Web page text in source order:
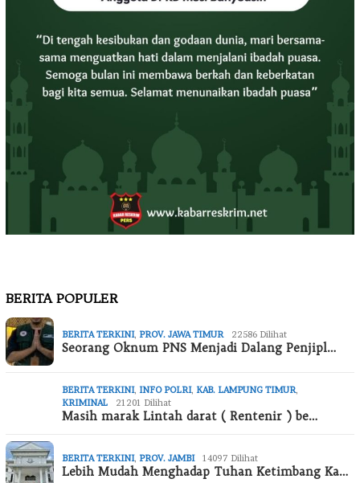
BERITA POPULER
BERITA TERKINI, PROV. JAWA TIMUR 22586 Dilihat
Seorang Oknum PNS Menjadi Dalang Penjipl…
BERITA TERKINI, INFO POLRI, KAB. LAMPUNG TIMUR,
KRIMINAL
21201 Dilihat
Masih marak Lintah darat ( Rentenir ) be…
BERITA TERKINI, PROV. JAMBI 14097 Dilihat
Lebih Mudah Menghadap Tuhan Ketimbang Ka…